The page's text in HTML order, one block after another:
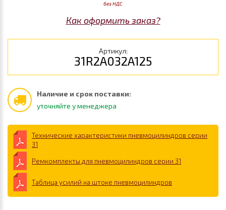
без НДС
Как оформить заказ?
Артикул:
31R2A032A125
Наличие и срок поставки:
уточняйте у менеджера
Технические характеристики пневмоцилиндров серии
31
Ремкомплекты для пневмоцилиндров серии 31
Таблица усилий на штоке пневмоцилиндров